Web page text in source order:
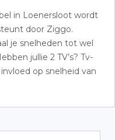
in Loenersloot wordt
door Ziggo.
je snelheden tot wel
jullie 2 TV’s? Tv-
op snelheid van